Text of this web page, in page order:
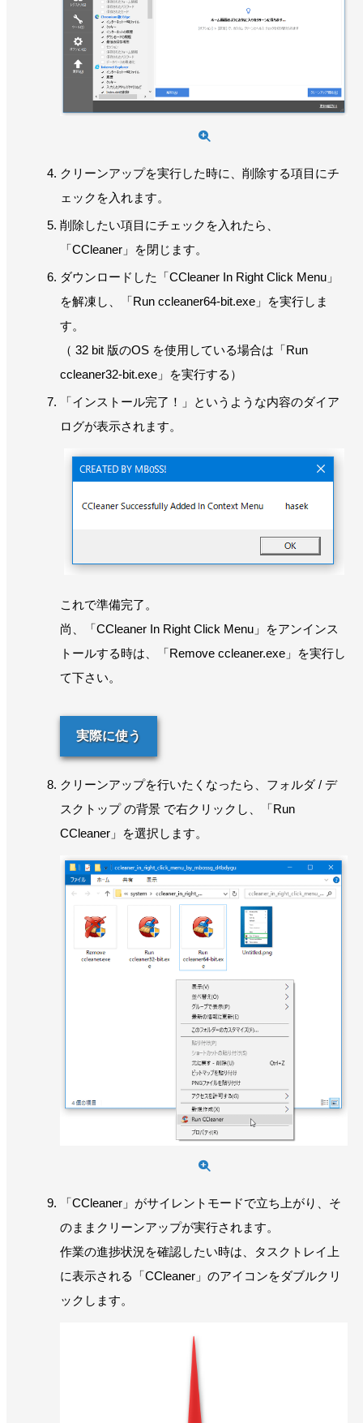
クリーンアップを実行した時に、削除する項目にチ
ェックを入れます。
削除したい項目にチェックを入れたら、
「CCleaner」を閉じます。
ダウンロードした「CCleaner In Right Click Menu」
を解凍し、「Run ccleaner64-bit.exe」を実行しま
す。
（ 32 bit 版のOS を使用している場合は「Run
ccleaner32-bit.exe」を実行する）
「インストール完了！」というような内容のダイア
ログが表示されます。
これで準備完了。
尚、「CCleaner In Right Click Menu」をアンインス
トールする時は、「Remove ccleaner.exe」を実行し
て下さい。
実際に使う
クリーンアップを行いたくなったら、フォルダ / デ
スクトップ の背景 で右クリックし、「Run
CCleaner」を選択します。
「CCleaner」がサイレントモードで立ち上がり、そ
のままクリーンアップが実行されます。
作業の進捗状況を確認したい時は、タスクトレイ上
に表示される「CCleaner」のアイコンをダブルクリ
ックします。